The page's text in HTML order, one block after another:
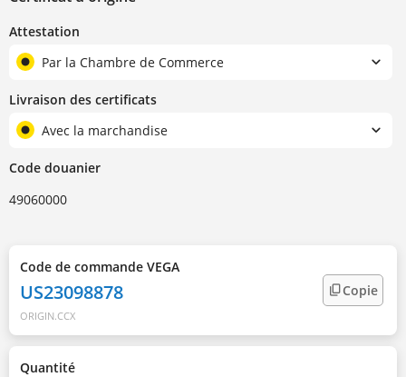
Attestation
Par la Chambre de Commerce
Livraison des certificats
Avec la marchandise
Code douanier
49060000
Code de commande VEGA
US23098878
ORIGIN.CCX
Copie
Quantité